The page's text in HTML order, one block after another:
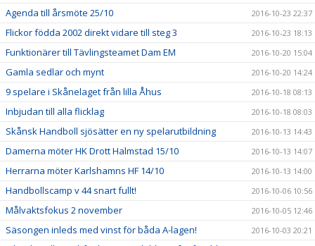
Agenda till årsmöte 25/10 2016-10-23 22:37
Flickor födda 2002 direkt vidare till steg 3 2016-10-23 18:13
Funktionärer till Tävlingsteamet Dam EM 2016-10-20 15:04
Gamla sedlar och mynt 2016-10-20 14:24
9 spelare i Skånelaget från lilla Åhus 2016-10-18 08:13
Inbjudan till alla flicklag 2016-10-18 08:03
Skånsk Handboll sjösätter en ny spelarutbildning 2016-10-13 14:43
Damerna möter HK Drott Halmstad 15/10 2016-10-13 14:07
Herrarna möter Karlshamns HF 14/10 2016-10-13 14:00
Handbollscamp v 44 snart fullt! 2016-10-06 10:56
Målvaktsfokus 2 november 2016-10-05 12:46
Säsongen inleds med vinst för båda A-lagen! 2016-10-03 20:21